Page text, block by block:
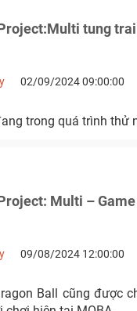
tung
02/09/2024 09:00:00
trong quá trình thử
Multi –
09/08/2024 12:00:00
Ball cũng được